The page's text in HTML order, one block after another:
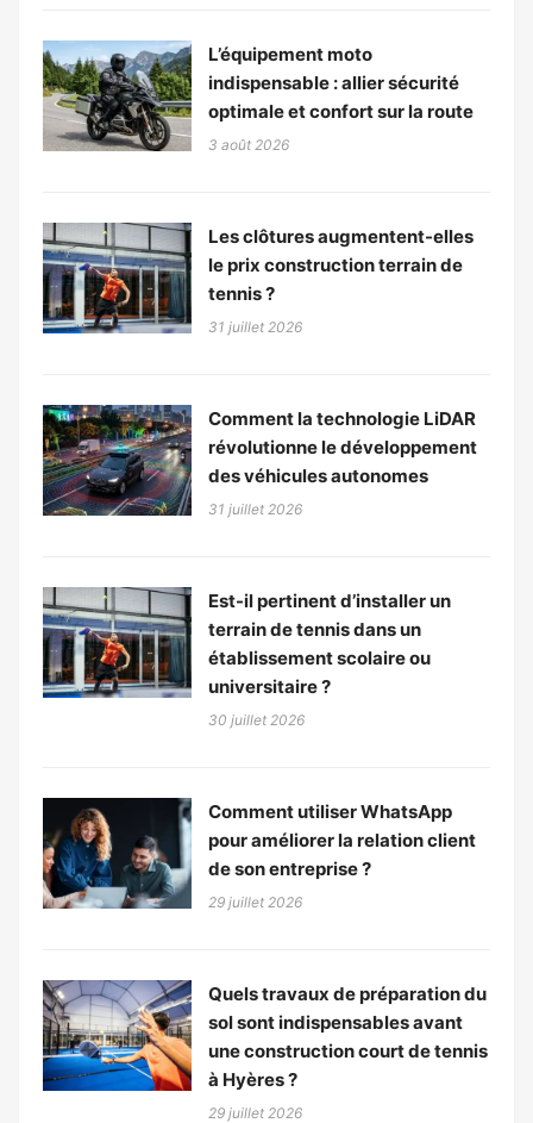
L’équipement moto
indispensable : allier sécurité
optimale et confort sur la route
3 août 2026
Les clôtures augmentent-elles
le prix construction terrain de
tennis ?
31 juillet 2026
Comment la technologie LiDAR
révolutionne le développement
des véhicules autonomes
31 juillet 2026
Est-il pertinent d’installer un
terrain de tennis dans un
établissement scolaire ou
universitaire ?
30 juillet 2026
Comment utiliser WhatsApp
pour améliorer la relation client
de son entreprise ?
29 juillet 2026
Quels travaux de préparation du
sol sont indispensables avant
une construction court de tennis
à Hyères ?
29 juillet 2026